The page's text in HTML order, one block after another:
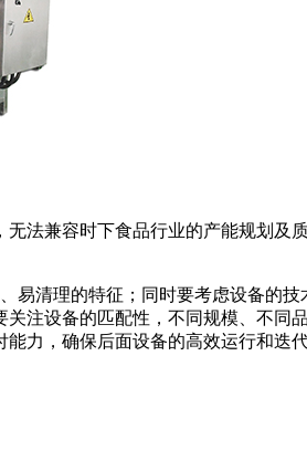
法兼容时下食品行业的产能规划及
易清理的特征；同时要考虑设备的
注设备的匹配性，不同规模、不同
力，确保后面设备的高效运行和迭代